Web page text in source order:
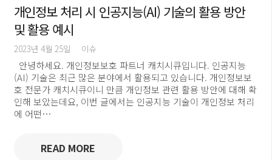
개인정보 처리 시 인공지능(AI) 기술의 활용 방안
및 활용 예시
2023년 4월 25일 이슈
안녕하세요. 개인정보보호 파트너 캐치시큐입니다. 인공지능
(AI) 기술은 최근 많은 분야에서 활용되고 있습니다. 개인정보보
호 전문가 캐치시큐이니 만큼 개인정보 관련 활용 방안에 대해 확
인해 보았는데요, 이번 글에서는 인공지능 기술이 개인정보 처리
에 어떤…
READ MORE